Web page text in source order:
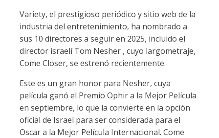
Variety, el prestigioso periódico y sitio web de la
industria del entretenimiento, ha nombrado a
sus 10 directores a seguir en 2025, incluido el
director israelí Tom Nesher , cuyo largometraje,
Come Closer, se estrenó recientemente.
Este es un gran honor para Nesher, cuya
película ganó el Premio Ophir a la Mejor Película
en septiembre, lo que la convierte en la opción
oficial de Israel para ser considerada para el
Oscar a la Mejor Película Internacional. Come